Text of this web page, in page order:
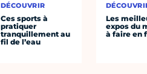
DÉCOUVRIR
Ces sports à
pratiquer
tranquillement au
fil de l’eau
Les
expos du
à faire en